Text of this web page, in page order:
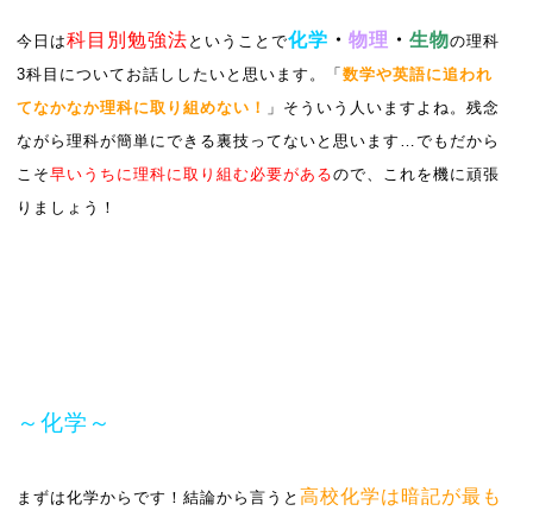
今日は科目別勉強法 ということで化学 ・ 物理 ・ 生物の理科
3科目についてお話ししたいと思います。「 数学や英語に追われ
てなかなか理科に取り組めない！
」そういう人いますよね。残念
ながら理科が簡単にできる裏技ってないと思います…でもだから
こそ早いうちに理科に取り組む必要があるので、これを機に頑張
りましょう！
～化学～
まずは化学からです！結論から言うと 高校化学は暗記が最も